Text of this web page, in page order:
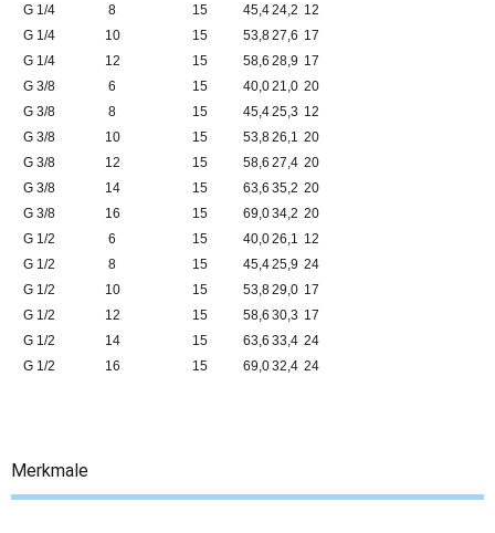
G 1/4
8 15 45,424,2 12
G 1/4
10 15 53,827,6 17
G 1/4
12 15 58,6 28,9 17
G 3/8
6 15 40,021,0 20
G 3/8
8 15 45,425,3 12
G 3/8
10 15 53,826,1 20
G 3/8
12 15 58,6 27,4 20
G 3/8
14 15 63,6 35,2 20
G 3/8
16 15 69,034,2 20
G 1/2
6 15 40,026,1 12
G 1/2
8 15 45,425,9 24
G 1/2
10 15 53,829,0 17
G 1/2
12 15 58,6 30,3 17
G 1/2
14 15 63,6 33,4 24
G 1/2
16 15 69,032,4 24
Merkmale